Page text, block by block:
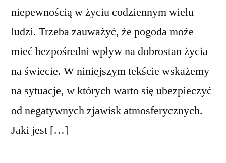
niepewnością w życiu codziennym wielu
ludzi. Trzeba zauważyć, że pogoda może
mieć bezpośredni wpływ na dobrostan życia
na świecie. W niniejszym tekście wskażemy
na sytuacje, w których warto się ubezpieczyć
od negatywnych zjawisk atmosferycznych.
Jaki jest […]